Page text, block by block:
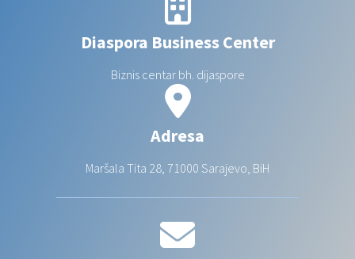
Diaspora Business Center
Biznis centar bh. dijaspore
Adresa
Maršala Tita 28, 71000 Sarajevo, BiH